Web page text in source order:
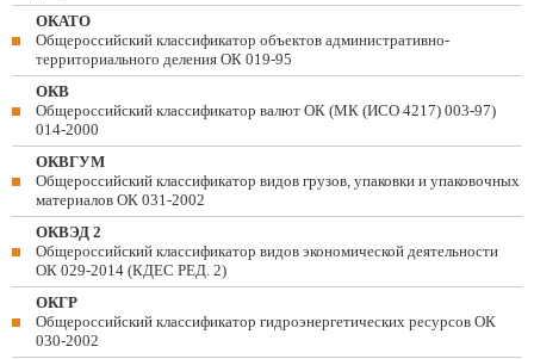
ОКАТО
Общероссийский классификатор объектов административно-
территориального деления ОК 019-95
ОКВ
Общероссийский классификатор валют ОК (МК (ИСО 4217) 003-97)
014-2000
ОКВГУМ
Общероссийский классификатор видов грузов, упаковки и упаковочных
материалов ОК 031-2002
ОКВЭД 2
Общероссийский классификатор видов экономической деятельности
ОК 029-2014 (КДЕС РЕД. 2)
ОКГР
Общероссийский классификатор гидроэнергетических ресурсов ОК
030-2002